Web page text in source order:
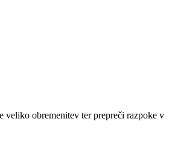
veliko obremenitev ter prepreči razpoke v